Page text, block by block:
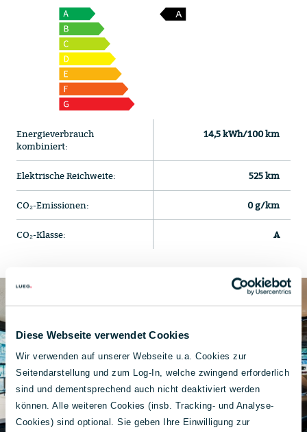
Diese Webseite verwendet Cookies
Wir verwenden auf unserer Webseite u.a. Cookies zur
Seitendarstellung und zum Log-In, welche zwingend erforderlich
sind und dementsprechend auch nicht deaktiviert werden
können. Alle weiteren Cookies (insb. Tracking- und Analyse-
Cookies) sind optional. Sie geben Ihre Einwilligung zur
Energieverbrauch
kombiniert:
14,5 kWh/100 km
Elektrische Reichweite: 525 km
CO₂-Emissionen: 0 g/km
CO₂-Klasse: A